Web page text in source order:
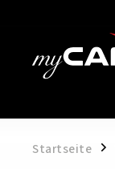
Startseite /